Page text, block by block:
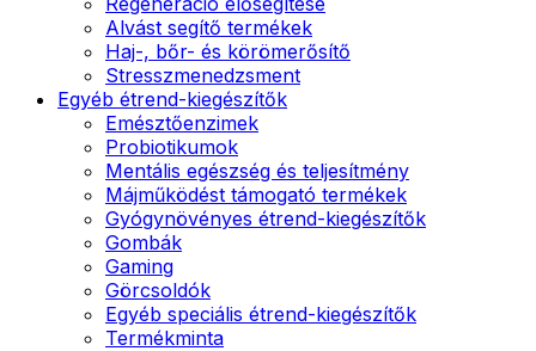
Alvást segítő termékek
Haj-, bőr- és körömerősítő
Stresszmenedzsment
Egyéb étrend-kiegészítők
Emésztőenzimek
Probiotikumok
Mentális egészség és teljesítmény
Májműködést támogató termékek
Gyógynövényes étrend-kiegészítők
Gombák
Gaming
Görcsoldók
Egyéb speciális étrend-kiegészítők
Termékminta